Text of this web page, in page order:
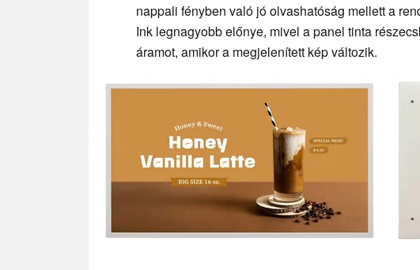
nappali fényben való jó olvashatóság mellett a
Ink legnagyobb előnye, mivel a panel tinta
áramot, amikor a megjelenített kép változik.